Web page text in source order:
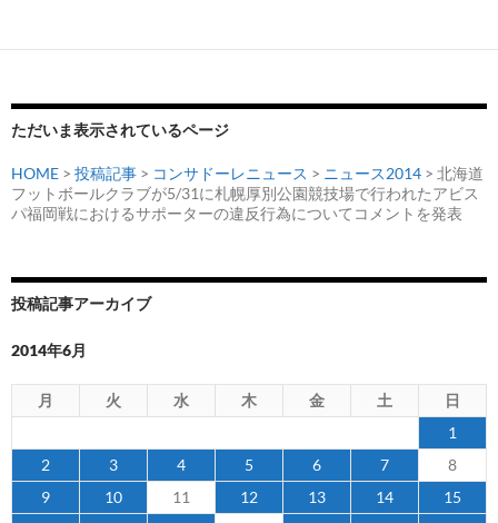
シ
ョ
ン
ただいま表示されているページ
HOME > 投稿記事 > コンサドーレニュース > ニュース2014 > 北海道
フットボールクラブが5/31に札幌厚別公園競技場で行われたアビス
パ福岡戦におけるサポーターの違反行為についてコメントを発表
投稿記事アーカイブ
2014年6月
月 火 水 木 金 土
日
1
2
3 4 5 6 7
8
9
10 11 12 13 14
15